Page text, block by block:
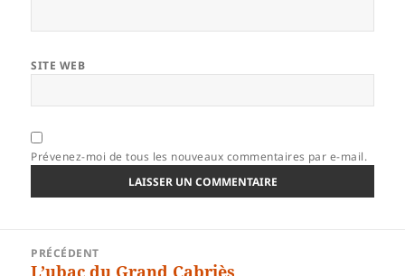
SITE WEB
Prévenez-moi de tous les nouveaux commentaires par e-mail.
PRÉCÉDENT
L’ubac du Grand Cabriès